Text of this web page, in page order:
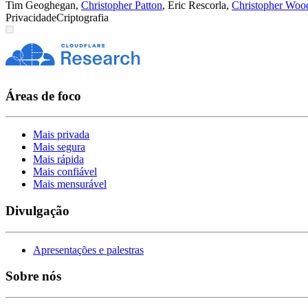
Tim Geoghegan, Christopher Patton, Eric Rescorla, Christopher
PrivacidadeCriptografia
Áreas de foco
Mais privada
Mais segura
Mais rápida
Mais confiável
Mais mensurável
Divulgação
Apresentações e palestras
Sobre nós